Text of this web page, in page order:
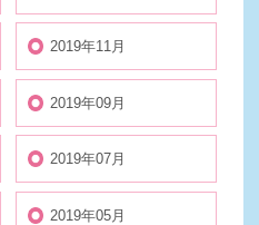
2019年11月
2019年09月
2019年07月
2019年05月